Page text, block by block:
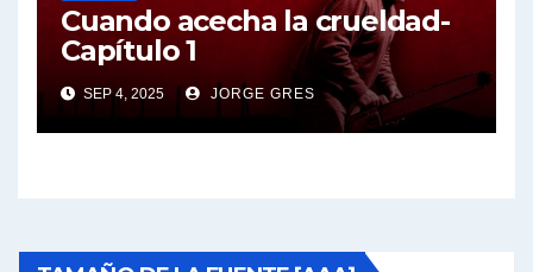
Cuando acecha la crueldad-
Capítulo 1
SEP 4, 2025 JORGE GRES